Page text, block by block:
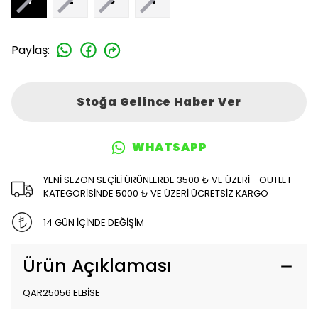
Paylaş:
Stoğa Gelince Haber Ver
WHATSAPP
YENİ SEZON SEÇİLİ ÜRÜNLERDE 3500 ₺ VE ÜZERİ - OUTLET
KATEGORİSİNDE 5000 ₺ VE ÜZERİ ÜCRETSİZ KARGO
14 GÜN İÇİNDE DEĞİŞİM
Ürün Açıklaması
QAR25056 ELBİSE